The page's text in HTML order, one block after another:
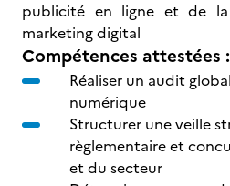
publicité en ligne et de
marketing digital
Compétences attestées :
Réaliser un audit
numérique
Structurer une veille
règlementaire et
et du secteur